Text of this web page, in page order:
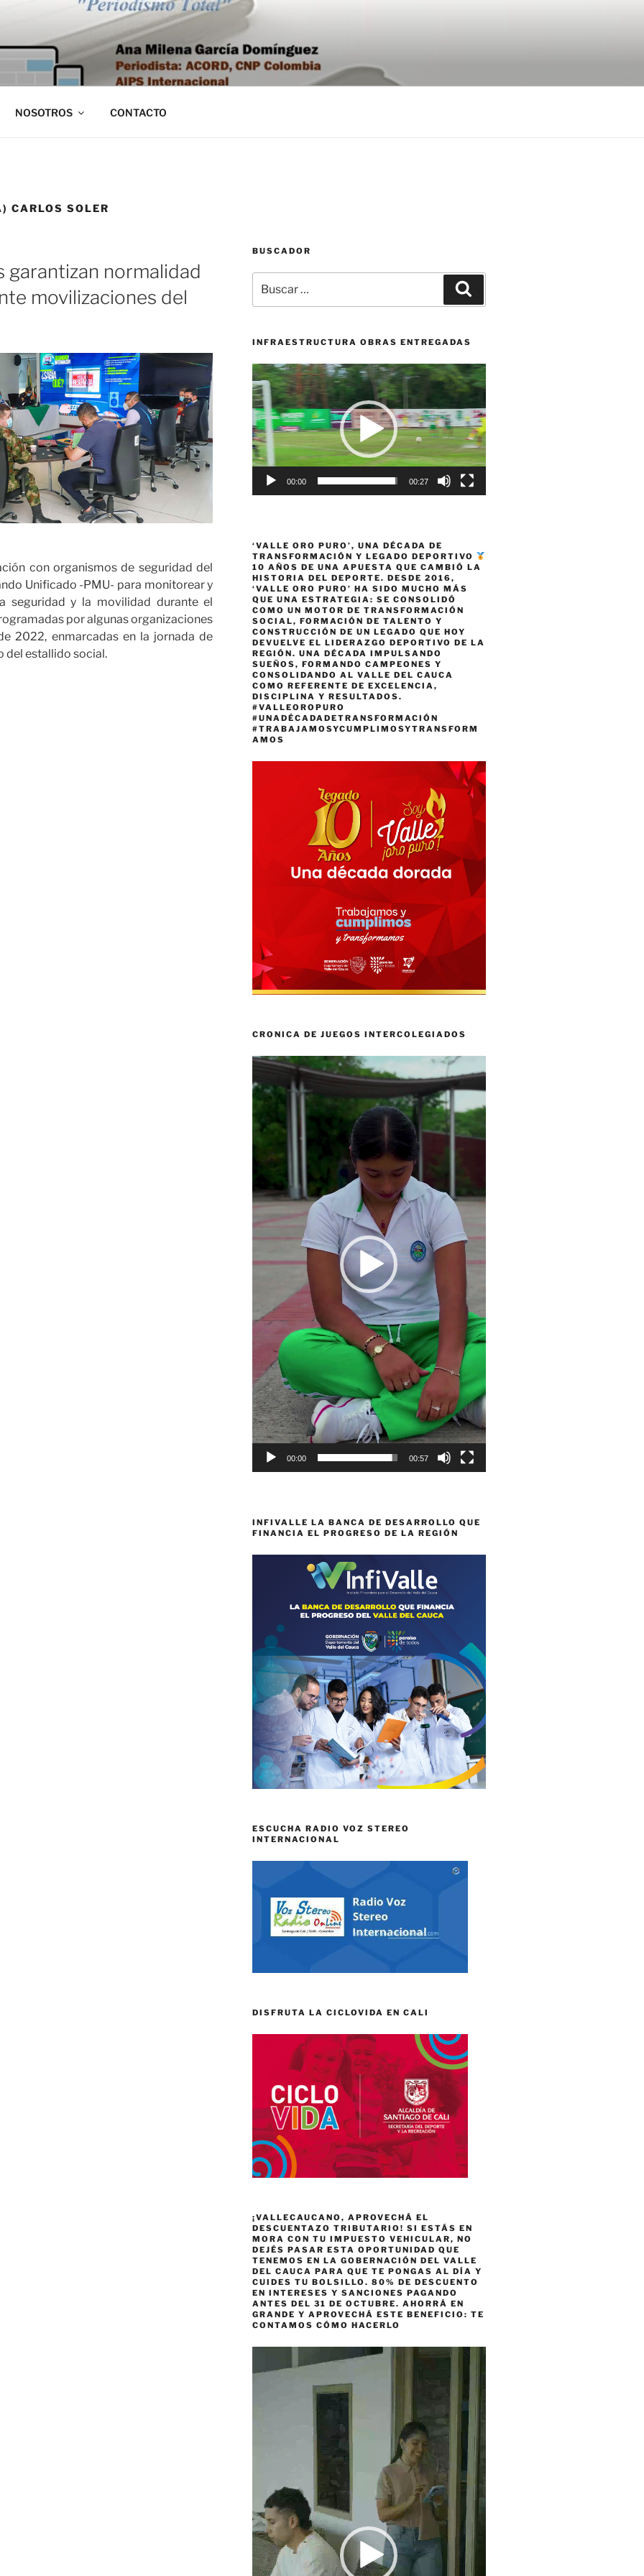
NOSOTROS CONTACTO
CARLOS SOLER
garantizan normalidad
movilizaciones del
con organismos de seguridad del
Unificado -PMU- para monitorear y
seguridad y la movilidad durante el
por algunas organizaciones
2022, enmarcadas en la jornada de
del estallido social.
BUSCADOR
por:
INFRAESTRUCTURA OBRAS ENTREGADAS
Reproductor
de
vídeo
00:00 00:27
‘VALLE ORO PURO’, UNA DÉCADA DE
TRANSFORMACIÓN Y LEGADO DEPORTIVO
10 AÑOS DE UNA APUESTA QUE CAMBIÓ LA
HISTORIA DEL DEPORTE. DESDE 2016,
‘VALLE ORO PURO’ HA SIDO MUCHO MÁS
QUE UNA ESTRATEGIA: SE CONSOLIDÓ
COMO UN MOTOR DE TRANSFORMACIÓN
SOCIAL, FORMACIÓN DE TALENTO Y
CONSTRUCCIÓN DE UN LEGADO QUE HOY
DEVUELVE EL LIDERAZGO DEPORTIVO DE LA
REGIÓN. UNA DÉCADA IMPULSANDO
SUEÑOS, FORMANDO CAMPEONES Y
CONSOLIDANDO AL VALLE DEL CAUCA
COMO REFERENTE DE EXCELENCIA,
DISCIPLINA Y RESULTADOS.
#VALLEOROPURO
#UNADÉCADADETRANSFORMACIÓN
#TRABAJAMOSYCUMPLIMOSYTRANSFORM
AMOS
CRONICA DE JUEGOS INTERCOLEGIADOS
Reproductor
vídeo
00:00 00:57
INFIVALLE LA BANCA DE DESARROLLO QUE
FINANCIA EL PROGRESO DE LA REGIÓN
ESCUCHA RADIO VOZ STEREO
INTERNACIONAL
DISFRUTA LA CICLOVIDA EN CALI
¡VALLECAUCANO, APROVECHÁ EL
DESCUENTAZO TRIBUTARIO! SI ESTÁS EN
MORA CON TU IMPUESTO VEHICULAR, NO
DEJÉS PASAR ESTA OPORTUNIDAD QUE
TENEMOS EN LA GOBERNACIÓN DEL VALLE
DEL CAUCA PARA QUE TE PONGAS AL DÍA Y
CUIDES TU BOLSILLO. 80% DE DESCUENTO
EN INTERESES Y SANCIONES PAGANDO
ANTES DEL 31 DE OCTUBRE. AHORRÁ EN
GRANDE Y APROVECHÁ ESTE BENEFICIO: TE
CONTAMOS CÓMO HACERLO
de